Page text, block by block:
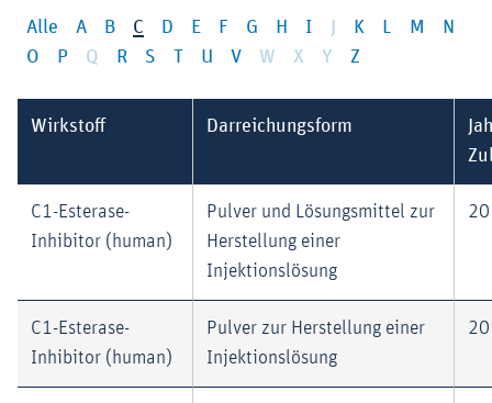
Alle A B C D E F G H I K L M
N
O
P Q R S T U V W X Y Z
Wirkstoff Darreichungsform
C1-Esterase-
Inhibitor (human)
Pulver und Lösungsmittel zur
Herstellung einer
Injektionslösung
C1-Esterase-
Inhibitor (human)
Pulver zur Herstellung einer
Injektionslösung